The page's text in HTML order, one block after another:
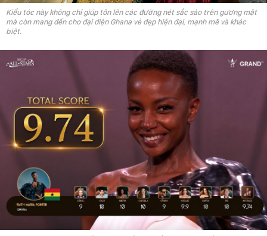
Kiểu tóc này không chỉ giúp tôn lên các đường nét sắc sảo trên gương mặt
mà còn mang đến cho đại diện Ghana vẻ đẹp hiện đại, mạnh mẽ và khác
biệt.